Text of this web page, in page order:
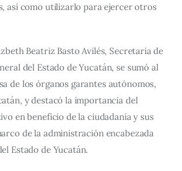
así como utilizarlo para ejercer otros
Beatriz Basto Avilés, Secretaria de
del Estado de Yucatán, se sumó al
de los órganos garantes autónomos,
y destacó la importancia del
en beneficio de la ciudadanía y sus
de la administración encabezada
Estado de Yucatán.